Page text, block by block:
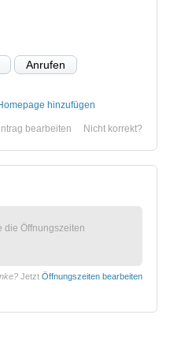
Anrufen
hinzufügen
Nicht korrekt?
bearbeiten
die Öffnungszeiten
Jetzt Öffnungszeiten bearbeiten